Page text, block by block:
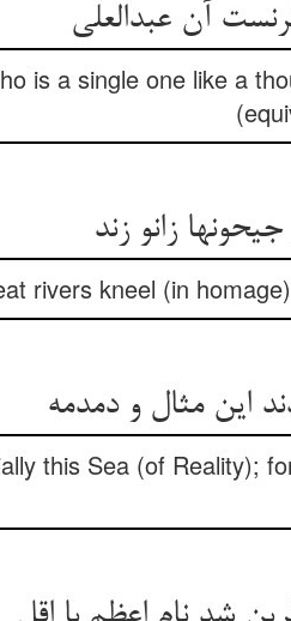
is a single one like a
rivers kneel (in
this Sea (of Reality);